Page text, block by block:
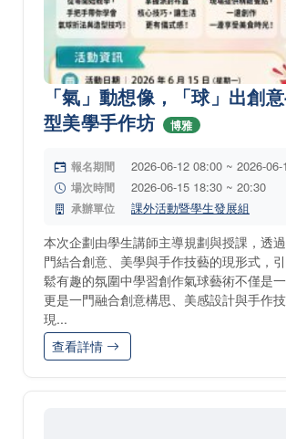
「氣」動想像，「球」出創
型美學手作坊
博雅
報名期間 2026-06-12 08:00 ~ 2026-
場次時間 2026-06-15 18:30 ~ 20:30
承辦單位 課外活動暨學生發展組
本次企劃由學生講師主導規劃與授課，透
門結合創意、美學與手作技藝的現形式，
鬆有趣的氛圍中學習創作氣球藝術不僅是
更是一門融合創意構思、美感設計與手作
現...
查看詳情